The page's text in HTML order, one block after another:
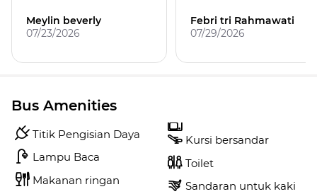
Meylin beverly
07/23/2026
Febri tri Rahmawati
07/29/2026
Bus Amenities
Titik Pengisian Daya
Lampu Baca
Makanan ringan
Kursi bersandar
Toilet
Sandaran untuk kaki